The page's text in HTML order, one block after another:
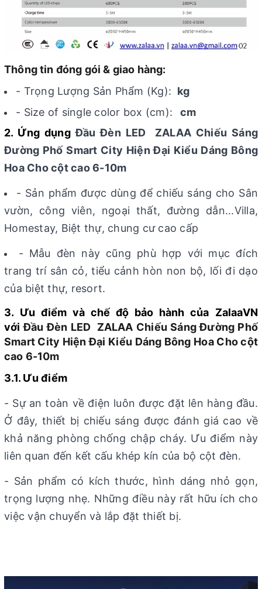
Thông tin đóng gói & giao hàng:
- Trọng Lượng Sản Phẩm (Kg): kg
- Size of single color box (cm): cm
2. Ứng dụngĐầu Đèn LED ZALAA Chiếu Sáng
Đường Phố Smart City Hiện Đại Kiểu Dáng Bông
Hoa Cho cột cao 6-10m
- Sản phẩm được dùng để chiếu sáng cho Sân
vườn, công viên, ngoại thất, đường dẫn...Villa,
Homestay, Biệt thự, chung cư cao cấp
- Mẫu đèn này cũng phù hợp với mục đích
trang trí sân cỏ, tiểu cảnh hòn non bộ, lối đi dạo
của biệt thự, resort.
3. Ưu điểm và chế độ bảo hành của ZalaaVN
vớiĐầu Đèn LED ZALAA Chiếu Sáng Đường Phố
Smart City Hiện Đại Kiểu Dáng Bông Hoa Cho cột
cao 6-10m
3.1. Ưu điểm
- Sự an toàn về điện luôn được đặt lên hàng đầu.
Ở đây, thiết bị chiếu sáng được đánh giá cao về
khả năng phòng chống chập cháy. Ưu điểm này
liên quan đến kết cấu khép kín của bộ cột đèn.
- Sản phẩm có kích thước, hình dáng nhỏ gọn,
trọng lượng nhẹ. Những điều này rất hữu ích cho
việc vận chuyển và lắp đặt thiết bị.